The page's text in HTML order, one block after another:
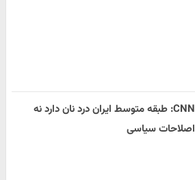
CNN: طبقه متوسط ایران درد نان دارد نه
اصلاحات سیاسی